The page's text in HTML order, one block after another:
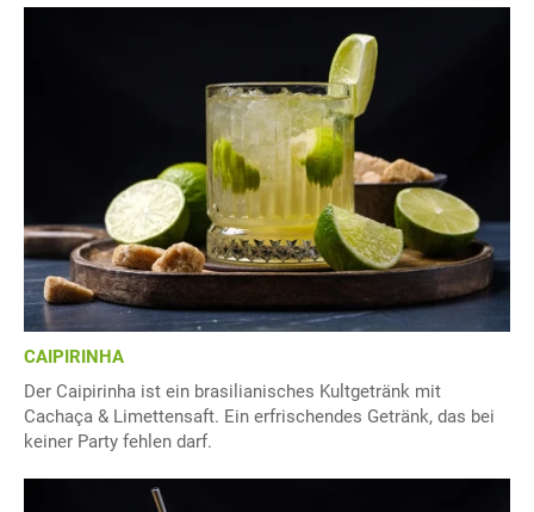
CAIPIRINHA
Der Caipirinha ist ein brasilianisches Kultgetränk mit
Cachaça & Limettensaft. Ein erfrischendes Getränk, das bei
keiner Party fehlen darf.